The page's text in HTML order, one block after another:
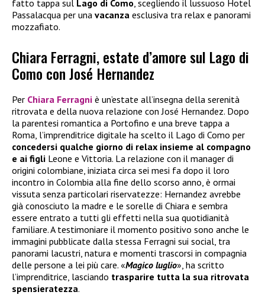
fatto tappa sul Lago di Como, scegliendo il lussuoso Hotel
Passalacqua per una vacanza esclusiva tra relax e panorami
mozzafiato.
Chiara Ferragni, estate d’amore sul Lago di
Como con José Hernandez
Per Chiara Ferragni è un’estate all’insegna della serenità
ritrovata e della nuova relazione con José Hernandez. Dopo
la parentesi romantica a Portofino e una breve tappa a
Roma, l’imprenditrice digitale ha scelto il Lago di Como per
concedersi qualche giorno di relax insieme al compagno
e ai figli Leone e Vittoria. La relazione con il manager di
origini colombiane, iniziata circa sei mesi fa dopo il loro
incontro in Colombia alla fine dello scorso anno, è ormai
vissuta senza particolari riservatezze: Hernandez avrebbe
già conosciuto la madre e le sorelle di Chiara e sembra
essere entrato a tutti gli effetti nella sua quotidianità
familiare. A testimoniare il momento positivo sono anche le
immagini pubblicate dalla stessa Ferragni sui social, tra
panorami lacustri, natura e momenti trascorsi in compagnia
delle persone a lei più care. «Magico luglio», ha scritto
l’imprenditrice, lasciando trasparire tutta la sua ritrovata
spensieratezza.